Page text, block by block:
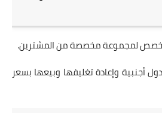
لمجموعة مخصصة من المشترين.
وإعادة تغليفها وبيعها بسعر